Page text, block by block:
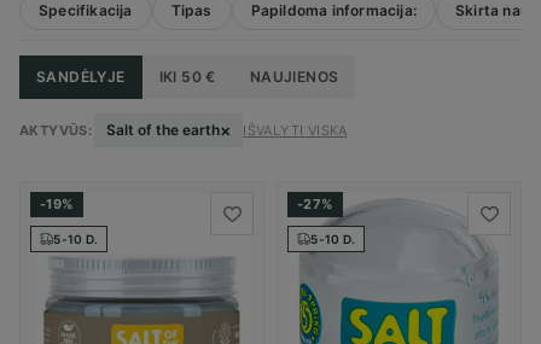
Specifikacija Tipas Papildoma informacija: Skirta
SANDĖLYJE IKI 50 € NAUJIENOS
AKTYVŪS: Salt of the earth× IŠVALYTI VISKĄ
-19%
5-10 D.
-27%
5-10 D.